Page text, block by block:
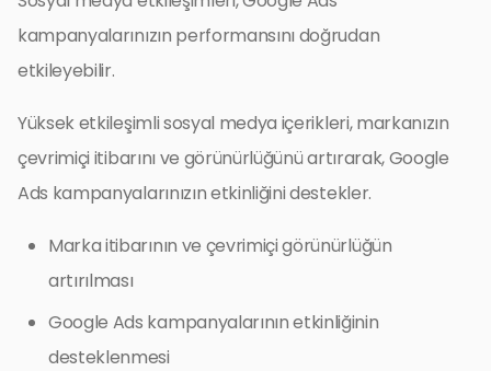
kampanyalarınızın performansını doğrudan
etkileyebilir.
Yüksek etkileşimli sosyal medya içerikleri, markanızın
çevrimiçi itibarını ve görünürlüğünü artırarak, Google
Ads kampanyalarınızın etkinliğini destekler.
Marka itibarının ve çevrimiçi görünürlüğün
artırılması
Google Ads kampanyalarının etkinliğinin
desteklenmesi